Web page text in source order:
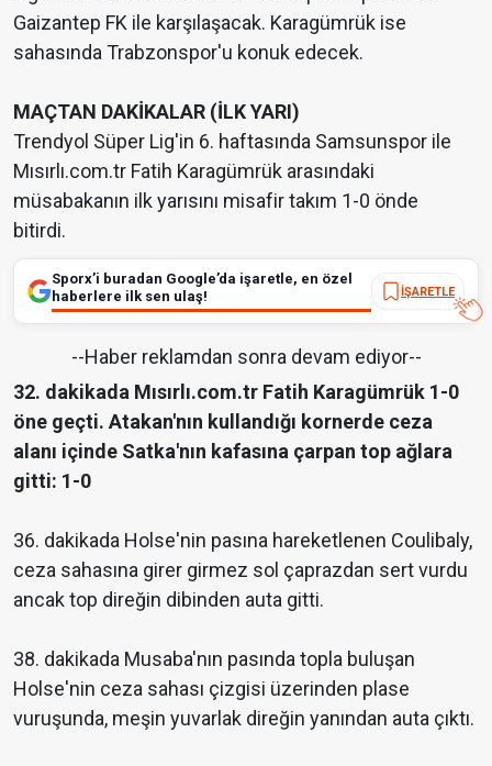
Gaizantep FK ile karşılaşacak. Karagümrük ise
sahasında Trabzonspor'u konuk edecek.
MAÇTAN DAKİKALAR (İLK YARI)
Trendyol Süper Lig'in 6. haftasında Samsunspor ile
Mısırlı.com.tr Fatih Karagümrük arasındaki
müsabakanın ilk yarısını misafir takım 1-0 önde
bitirdi.
Sporx’i buradan Google’da işaretle, en özel
haberlere ilk sen ulaş!
İŞARETLE
--Haber reklamdan sonra devam ediyor--
32. dakikada Mısırlı.com.tr Fatih Karagümrük 1-0
öne geçti. Atakan'nın kullandığı kornerde ceza
alanı içinde Satka'nın kafasına çarpan top ağlara
gitti: 1-0
36. dakikada Holse'nin pasına hareketlenen Coulibaly,
ceza sahasına girer girmez sol çaprazdan sert vurdu
ancak top direğin dibinden auta gitti.
38. dakikada Musaba'nın pasında topla buluşan
Holse'nin ceza sahası çizgisi üzerinden plase
vuruşunda, meşin yuvarlak direğin yanından auta çıktı.